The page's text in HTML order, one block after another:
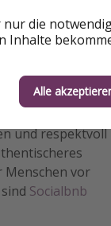
und respektvoll
Menschen vor
Socialbnb
nur die
Inhalte
Alle